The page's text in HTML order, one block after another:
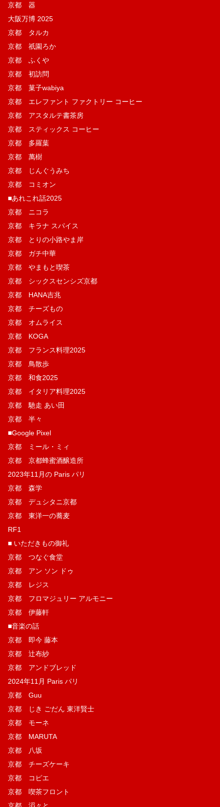
京都 器
大阪万博 2025
京都 タルカ
京都 祇園ろか
京都 ふくや
京都 初訪問
京都 菓子wabiya
京都 エレファント ファクトリー コーヒー
京都 アスタルテ書茶房
京都 スティックス コーヒー
京都 多羅葉
京都 萬樹
京都 じんぐうみち
京都 コミオン
■あれこれ話2025
京都 ニコラ
京都 キラナ スパイス
京都 とりの小路やま岸
京都 ガチ中華
京都 やまもと喫茶
京都 シックスセンシズ京都
京都 HANA吉兆
京都 チーズもの
京都 オムライス
京都 KOGA
京都 フランス料理2025
京都 鳥散歩
京都 和食2025
京都 イタリア料理2025
京都 馳走 あい田
京都 半々
■Google Pixel
京都 ミール・ミィ
京都 京都蜂蜜酒醸造所
2023年11月の Paris パリ
京都 森学
京都 デュシタニ京都
京都 東洋一の蕎麦
RF1
■ いただきもの御礼
京都 つなぐ食堂
京都 アン ソン ドゥ
京都 レジス
京都 フロマジュリー アルモニー
京都 伊藤軒
■音楽の話
京都 即今 藤本
京都 辻布紗
京都 アンドブレッド
2024年11月 Paris パリ
京都 Guu
京都 じき ごだん 東洋賢士
京都 モーネ
京都 MARUTA
京都 八坂
京都 チーズケーキ
京都 コピエ
京都 喫茶フロント